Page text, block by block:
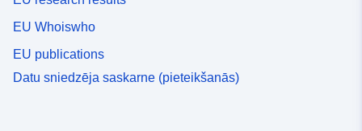
EU Whoiswho
EU publications
Datu sniedzēja saskarne (pieteikšanās)